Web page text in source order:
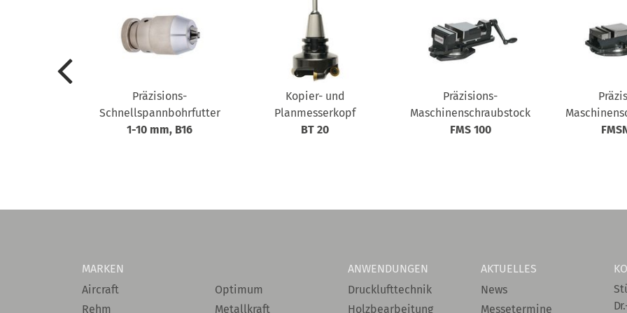
Präzisions-
Schnellspannbohrfutter
1-10 mm, B16
Kopier- und
Planmesserkopf
BT 20
Präzisions-
Maschinenschraubstock
FMS 100
MARKEN
Aircraft
Rehm
Optimum
Metallkraft
ANWENDUNGEN
Drucklufttechnik
Holzbearbeitung
AKTUELLES
News
Messetermine